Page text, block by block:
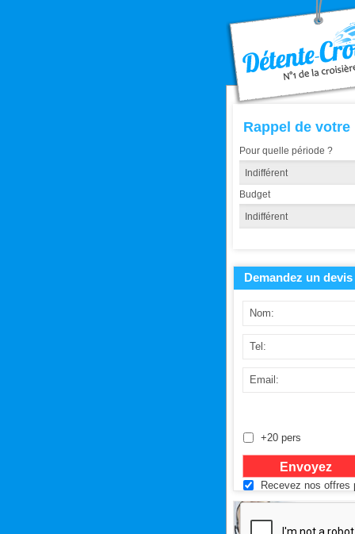
Rappel de
Pour quelle période ?
Budget
Demandez un
+20 pers
Recevez nos offres